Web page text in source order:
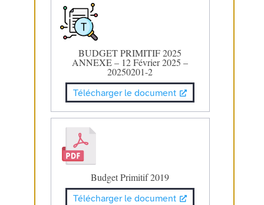
BUDGET PRIMITIF 2025
ANNEXE – 12 Février 2025 –
20250201-2
Télécharger le document
Budget Primitif 2019
Télécharger le document